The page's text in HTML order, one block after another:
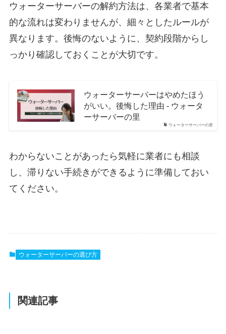
ウォーターサーバーの解約方法は、各業者で基本
的な流れは変わりませんが、細々としたルールが
異なります。後悔のないように、契約段階からし
っかり確認しておくことが大切です。
ウォーターサーバーの里
ウォーターサーバーはやめたほう
がいい。後悔した理由 - ウォータ
ーサーバーの里
わからないことがあったら気軽に業者にも相談
し、滞りない手続きができるように準備しておい
てください。
ウォーターサーバーの選び方
関連記事